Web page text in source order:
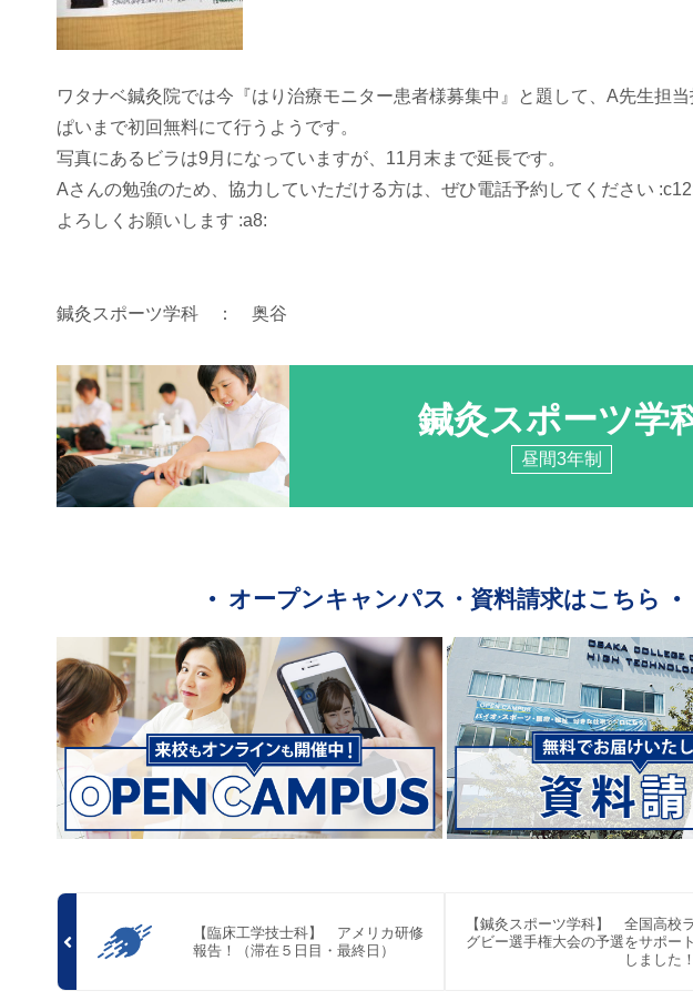
ワタナベ鍼灸院では今『はり治療モニター患者様募集中』と題して、A先生担
ぱいまで初回無料にて行うようです。
写真にあるビラは9月になっていますが、11月末まで延長です。
Aさんの勉強のため、協力していただける方は、ぜひ電話予約してください
よろしくお願いします :a8:
鍼灸スポーツ学科 ： 奥谷
鍼灸スポーツ学
昼間3年制
オープンキャンパス・資料請求はこちら
【臨床工学技士科】 アメリカ研修
報告！（滞在５日目・最終日）
【鍼灸スポーツ学科】 全国高校ラ
グビー選手権大会の予選をサポート
しました！